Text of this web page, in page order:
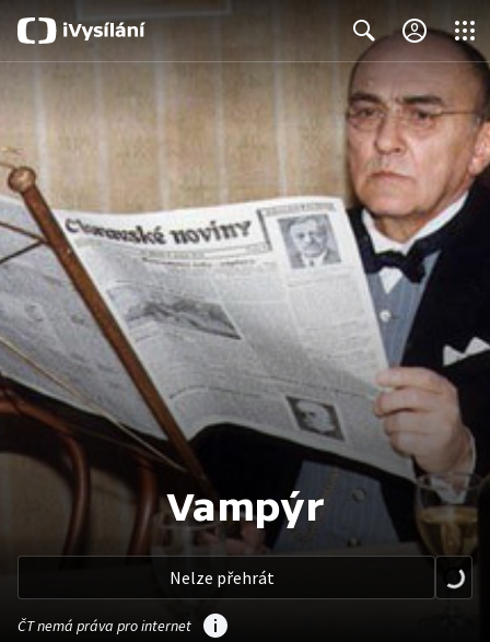
Search Close
Vampýr
Nelze přehrát
ČT nemá práva pro internet